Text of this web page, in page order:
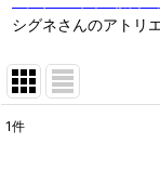
シグネさんのアトリ
1件